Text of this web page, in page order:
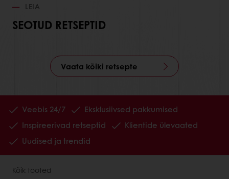
LEIA
SEOTUD RETSEPTID
Vaata kõiki retsepte
Veebis 24/7
Eksklusiivsed pakkumised
Inspireerivad retseptid
Klientide ülevaated
Uudised ja trendid
Kõik tooted